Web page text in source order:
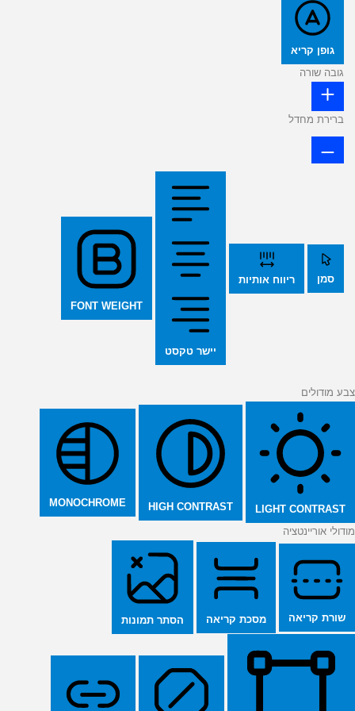
גופן קריא
גובה שורה
ברירת מחדל
סמן ריווח אותיות
יישר טקסט
FONT WEIGHT
צבע מודולים
LIGHT CONTRAST
HIGH CONTRAST
MONOCHROME
מודולי אוריינטציה
שורת קריאה מסכת קריאה הסתר תמונות